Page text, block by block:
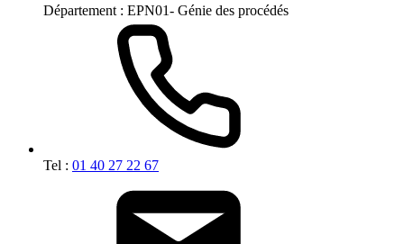
Département : EPN01- Génie des procédés
Tel : 01 40 27 22 67